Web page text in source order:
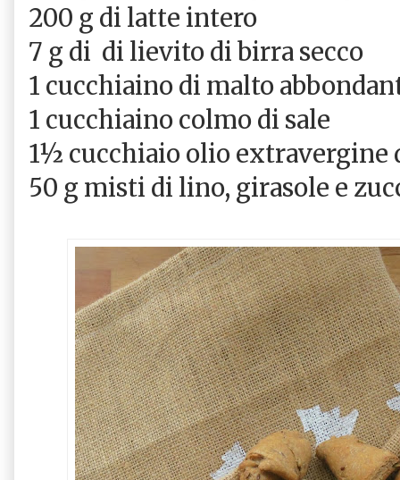
200 g di latte intero
7 g di di lievito di birra secco
1 cucchiaino di malto
1 cucchiaino colmo di sale
1½ cucchiaio olio extravergine
50 g misti di lino, girasole e